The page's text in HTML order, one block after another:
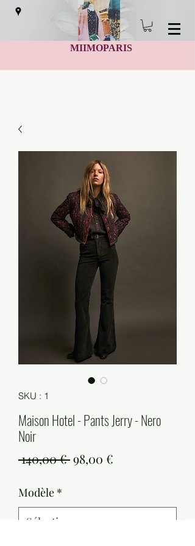
MIIMOPARIS
SKU : 1
Maison Hotel - Pants Jerry - Nero
Noir
140,00 € Prix
98,00 €
Modèle *